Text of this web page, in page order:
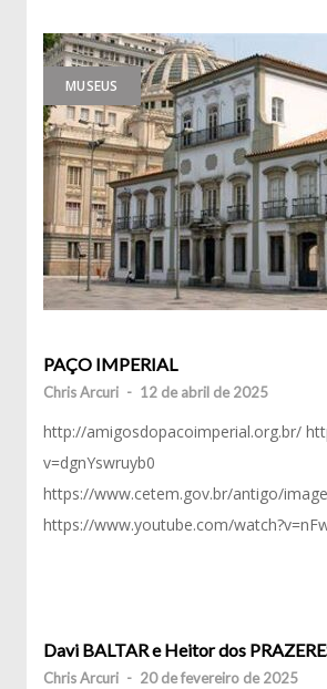
MUSEUS
PAÇO IMPERIAL
Chris Arcuri - 12 de abril de 2025
http://amigosdopacoimperial.org.br/
v=dgnYswruyb0
https://www.cetem.gov.br/antigo/
https://www.youtube.com/
Davi BALTAR e Heitor dos
Chris Arcuri - 20 de fevereiro de 2025